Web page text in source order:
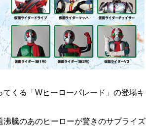
くる「Wヒーローパレード」の登場キ
騰のあのヒーローが驚きのサプライズ